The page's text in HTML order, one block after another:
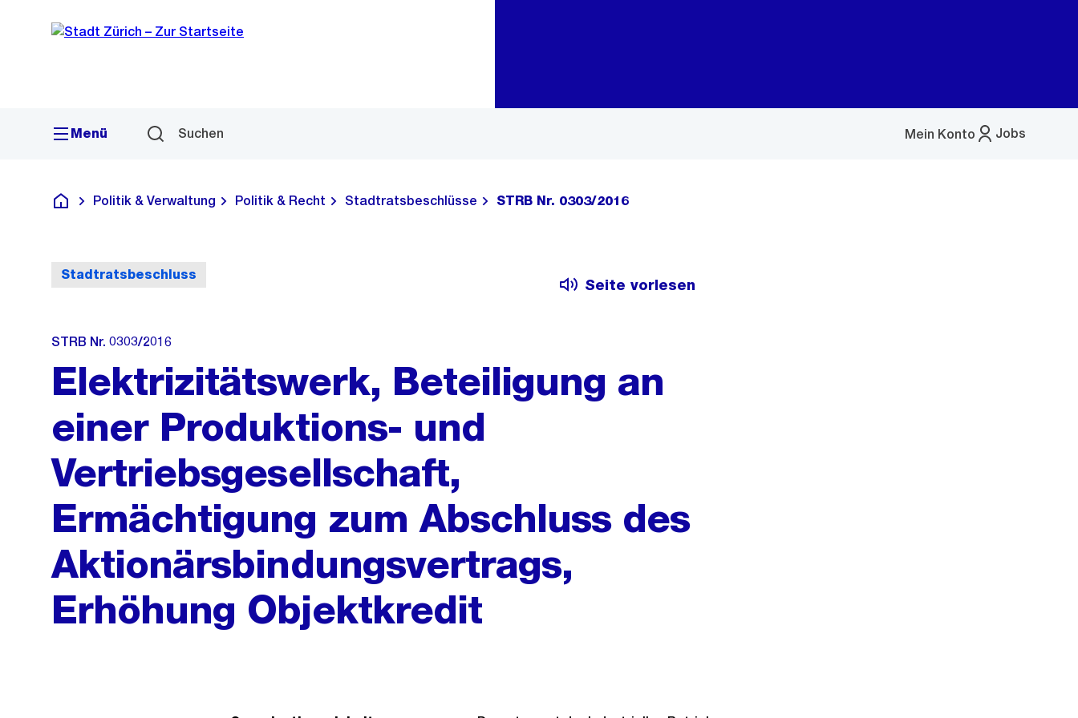
Navigation
Sprunglink
Menü Suchen Jobs
Mein Konto
Menü
Deutsch
Politik & Verwaltung Politik & Recht Stadtratsbeschlüsse STRB Nr. 0303/2016
Stadtratsbeschluss
Seite vorlesen
STRB Nr. 0303/2016
Elektrizitätswerk, Beteiligung an
einer Produktions- und
Vertriebsgesellschaft,
Ermächtigung zum Abschluss des
Aktionärsbindungsvertrags,
Erhöhung Objektkredit